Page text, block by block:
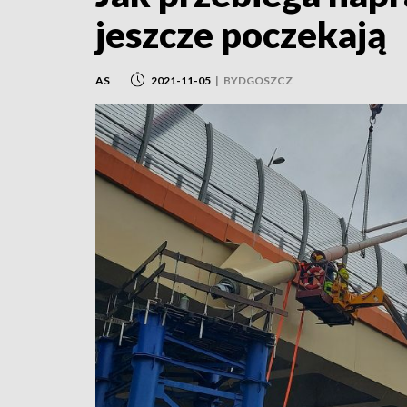
jeszcze poczekają
AS 2021-11-05 | BYDGOSZCZ